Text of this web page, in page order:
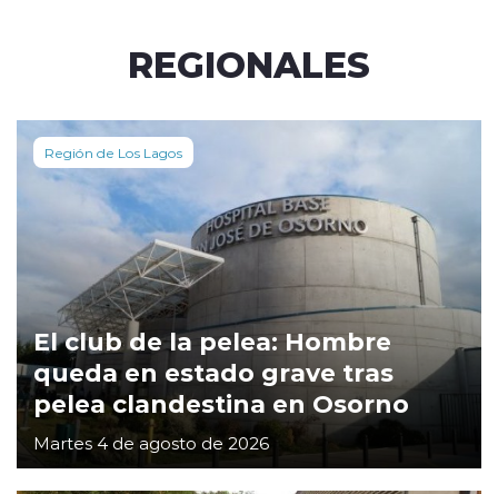
REGIONALES
Región de Los Lagos
El club de la pelea: Hombre
queda en estado grave tras
pelea clandestina en Osorno
Martes 4 de agosto de 2026